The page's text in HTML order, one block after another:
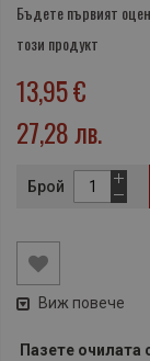
Бъдете първият
този продукт
13,95 €
27,28 лв.
Брой
Виж повече
Пазете очилата